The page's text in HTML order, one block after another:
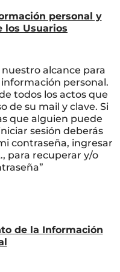
personal y
los Usuarios
alcance para
personal.
todos los actos que
de su mail y clave. Si
que alguien puede
sesión deberás
contraseña, ingresar
para recuperar y/o
de la Información